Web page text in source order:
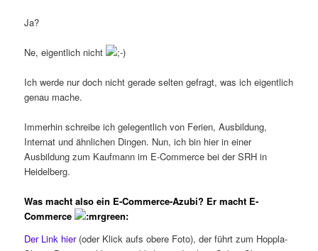
Ja?
Ne, eigentlich nicht
Ich werde nur doch nicht gerade selten gefragt, was ich eigentlich
genau mache.
Immerhin schreibe ich gelegentlich von Ferien, Ausbildung,
Internat und ähnlichen Dingen. Nun, ich bin hier in einer
Ausbildung zum Kaufmann im E-Commerce bei der SRH in
Heidelberg.
Was macht also ein E-Commerce-Azubi? Er macht E-
Commerce
Der Link hier(oder Klick aufs obere Foto), der führt zum Hoppla-